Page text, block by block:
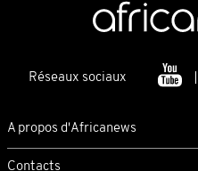
Réseaux sociaux
A propos d'Africanews
Contacts